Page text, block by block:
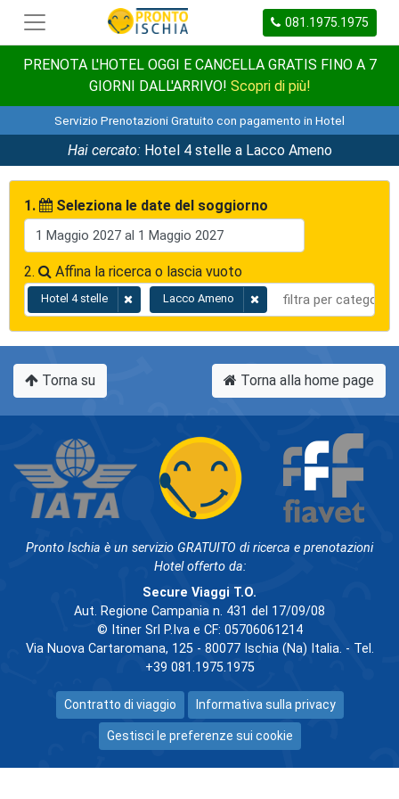
081.1975.1975
PRENOTA L'HOTEL OGGI E CANCELLA GRATIS FINO A 7
GIORNI DALL'ARRIVO! Scopri di più!
Servizio Prenotazioni Gratuito con pagamento in Hotel
Hai cercato:Hotel 4 stelle a Lacco Ameno
1. Seleziona le date del soggiorno
2. Affina la ricerca o lascia vuoto
Hotel 4 stelle Lacco Ameno
Torna su Torna alla home page
Pronto Ischia è un servizio GRATUITO di ricerca e prenotazioni
Hotel offerto da:
Secure Viaggi T.O.
Aut. Regione Campania n. 431 del 17/09/08
© Itiner Srl P.Iva e CF: 05706061214
Via Nuova Cartaromana, 125 - 80077 Ischia (Na) Italia. - Tel.
+39 081.1975.1975
Contratto di viaggio Informativa sulla privacy
Gestisci le preferenze sui cookie